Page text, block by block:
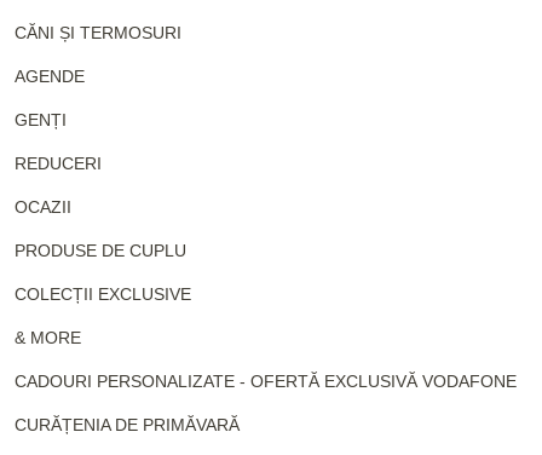
CĂNI ȘI TERMOSURI
AGENDE
GENȚI
REDUCERI
OCAZII
PRODUSE DE CUPLU
COLECȚII EXCLUSIVE
& MORE
CADOURI PERSONALIZATE - OFERTĂ EXCLUSIVĂ VODAFONE
CURĂȚENIA DE PRIMĂVARĂ